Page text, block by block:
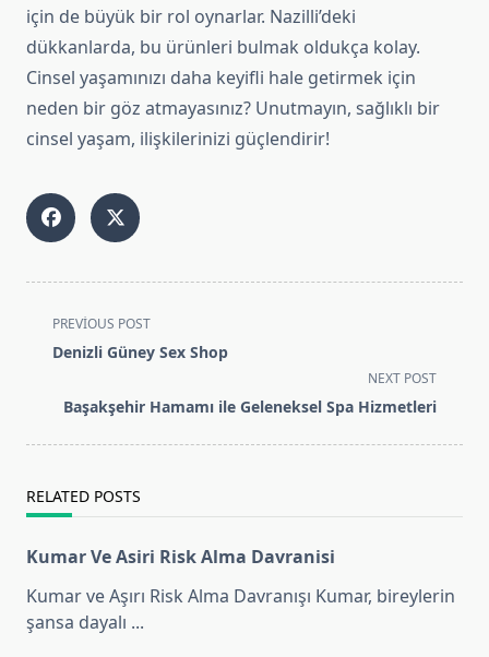
için de büyük bir rol oynarlar. Nazilli’deki
dükkanlarda, bu ürünleri bulmak oldukça kolay.
Cinsel yaşamınızı daha keyifli hale getirmek için
neden bir göz atmayasınız? Unutmayın, sağlıklı bir
cinsel yaşam, ilişkilerinizi güçlendirir!
<span
class="nav-
screen-
text">Page</span>
PREVIOUS POST
Denizli Güney Sex Shop
NEXT POST
Başakşehir Hamamı ile Geleneksel Spa Hizmetleri
RELATED POSTS
Kumar Ve Asiri Risk Alma Davranisi
Kumar ve Aşırı Risk Alma Davranışı Kumar, bireylerin
şansa dayalı ...